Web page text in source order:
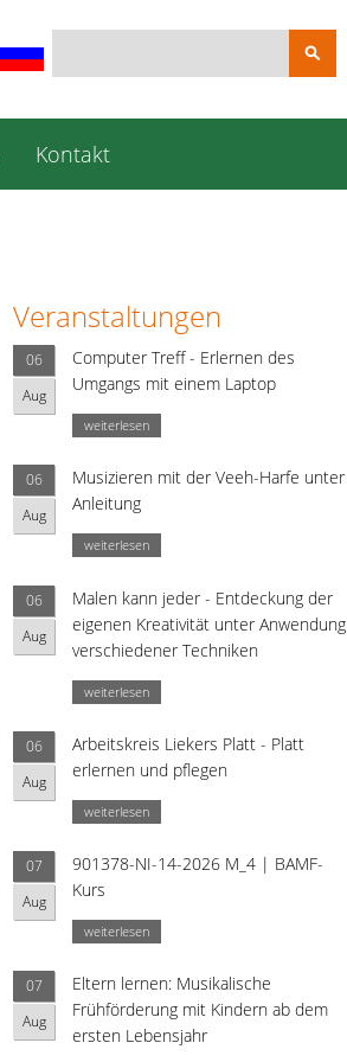
Suchbegriffe
Kontakt
Veranstaltungen
06
Aug
Computer Treff - Erlernen des
Umgangs mit einem Laptop
weiterlesen
06
Aug
Musizieren mit der Veeh-Harfe unter
Anleitung
weiterlesen
06
Aug
Malen kann jeder - Entdeckung der
eigenen Kreativität unter Anwendung
verschiedener Techniken
weiterlesen
06
Aug
Arbeitskreis Liekers Platt - Platt
erlernen und pflegen
weiterlesen
07
Aug
901378-NI-14-2026 M_4 | BAMF-
Kurs
weiterlesen
07
Aug
Eltern lernen: Musikalische
Frühförderung mit Kindern ab dem
ersten Lebensjahr